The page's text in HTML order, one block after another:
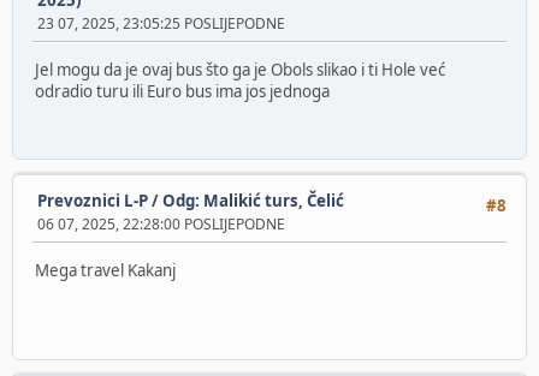
23 07, 2025, 23:05:25 POSLIJEPODNE
Jel mogu da je ovaj bus što ga je Obols slikao i ti Hole već
odradio turu ili Euro bus ima jos jednoga
#8
Prevoznici L-P/Odg: Malikić turs, Čelić
06 07, 2025, 22:28:00 POSLIJEPODNE
Mega travel Kakanj